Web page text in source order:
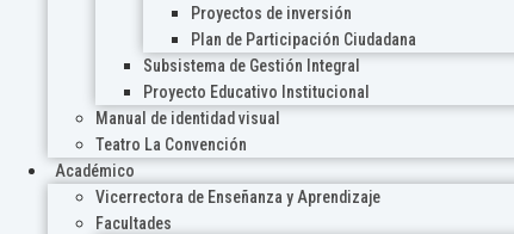
Proyectos de inversión
Plan de Participación Ciudadana
Subsistema de Gestión Integral
Proyecto Educativo Institucional
Manual de identidad visual
Teatro La Convención
Académico
Vicerrectora de Enseñanza y Aprendizaje
Facultades